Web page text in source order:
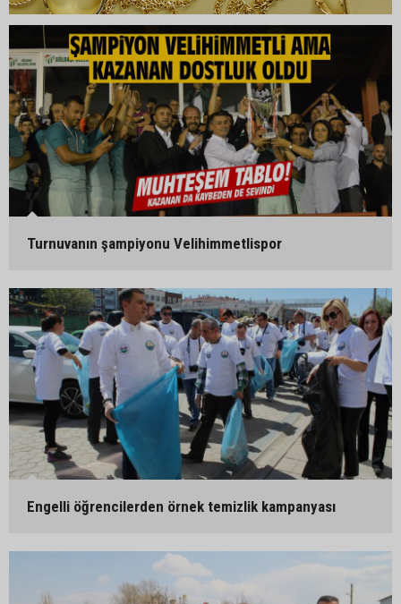
Turnuvanın şampiyonu Velihimmetlispor
Engelli öğrencilerden örnek temizlik kampanyası